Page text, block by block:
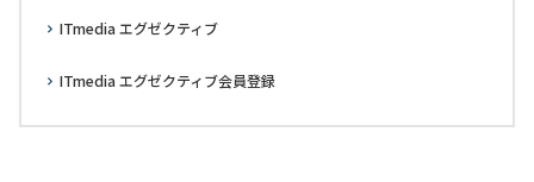
ITmedia エグゼクティブ
ITmedia エグゼクティブ会員登録